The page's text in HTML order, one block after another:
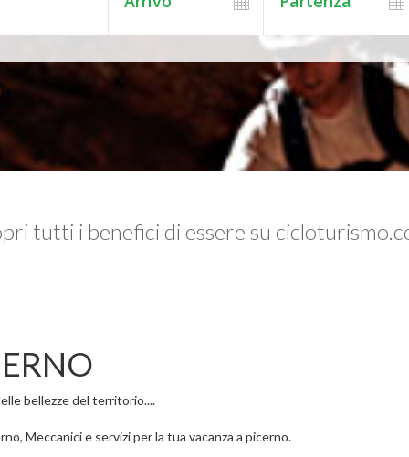
tutti i benefici di essere su
bellezze del territorio....
Meccanici e servizi per la tua vacanza a picerno.